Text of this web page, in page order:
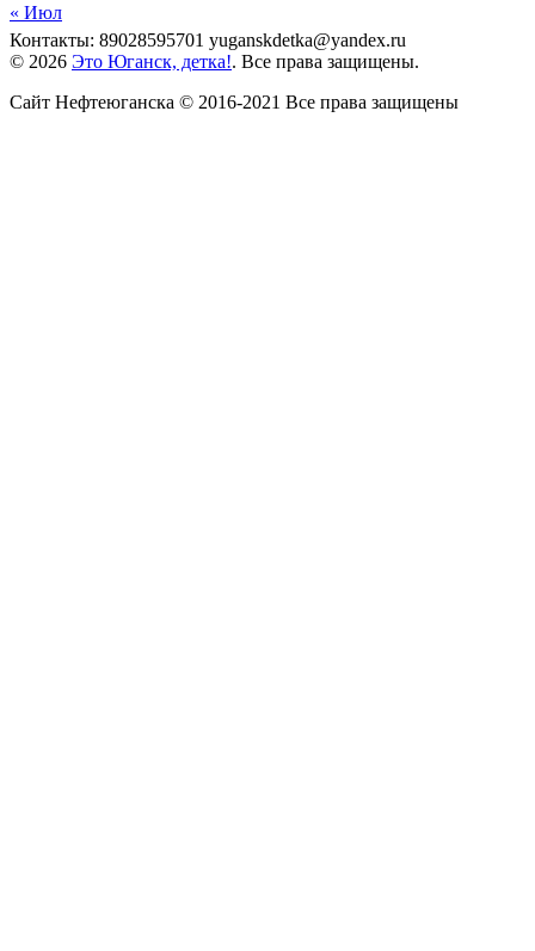
« Июл
Контакты: 89028595701 yuganskdetka@yandex.ru
© 2026 Это Юганск, детка!. Все права защищены.
Сайт Нефтеюганска © 2016-2021 Все права защищены